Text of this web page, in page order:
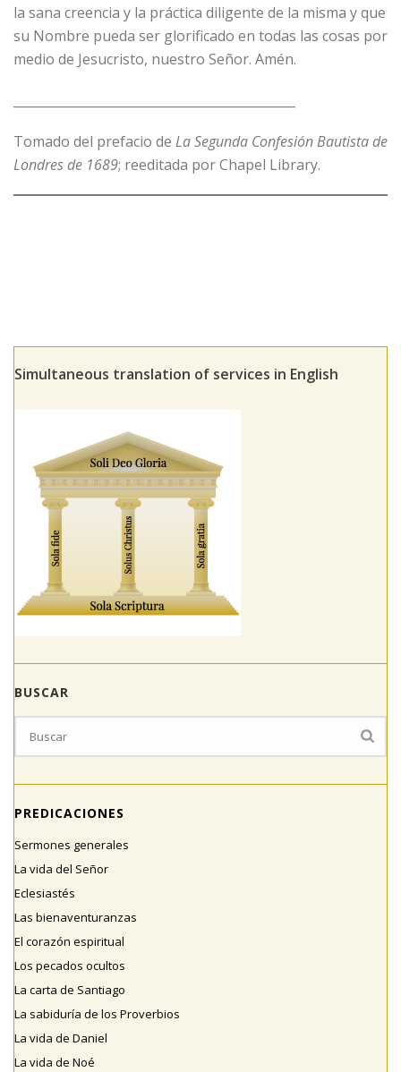
la sana creencia y la práctica diligente de la misma y que
su Nombre pueda ser glorificado en todas las cosas por
medio de Jesucristo, nuestro Señor. Amén.
Tomado del prefacio de La Segunda Confesión Bautista de
Londres de 1689; reeditada por Chapel Library.
Simultaneous translation of services in English
BUSCAR
PREDICACIONES
Sermones generales
La vida del Señor
Eclesiastés
Las bienaventuranzas
El corazón espiritual
Los pecados ocultos
La carta de Santiago
La sabiduría de los Proverbios
La vida de Daniel
La vida de Noé